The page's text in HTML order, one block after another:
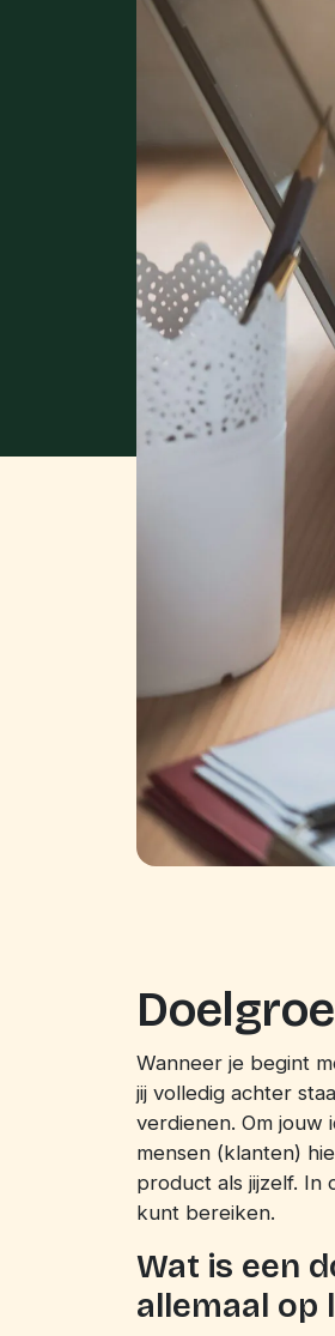
Wanneer je begint
jij volledig achter
verdienen. Om jouw
mensen (klanten)
product als jijzelf. In
kunt bereiken.
Wat is een
allemaal op